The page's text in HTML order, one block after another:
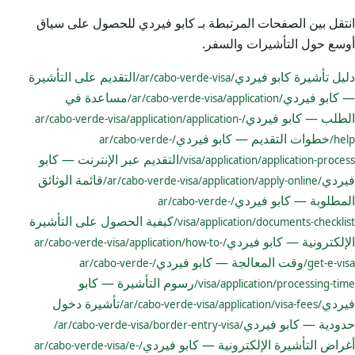
انتقل بين الصفحات المرتبطة بـ كابو فيردي للحصول على سياق
أوسع حول التأشيرات والسفر.
دليل تأشيرة كابو فيردي/ar/cabo-verde-visa/
التقديم على التأشيرة
— كابو فيردي/ar/cabo-verde-visa/application/
مساعدة في
الطلب — كابو فيردي /ar/cabo-verde-visa/application/application-
help/ خطوات التقديم — كابو فيردي /ar/cabo-verde-
visa/application/application-process/ التقديم عبر الإنترنت — كابو
فيردي/ar/cabo-verde-visa/application/apply-online/
قائمة الوثائق
المطلوبة — كابو فيردي /ar/cabo-verde-
visa/application/documents-checklist/ كيفية الحصول على التأشيرة
الإلكترونية — كابو فيردي /ar/cabo-verde-visa/application/how-to-
get-e-visa/ وقت المعالجة — كابو فيردي /ar/cabo-verde-
visa/application/processing-time/ رسوم التأشيرة — كابو
فيردي/ar/cabo-verde-visa/application/visa-fees/
تأشيرة دخول
حدودية — كابو فيردي/ar/cabo-verde-visa/border-entry-visa/
أغراض التأشيرة الإلكترونية — كابو فيردي /ar/cabo-verde-visa/e-